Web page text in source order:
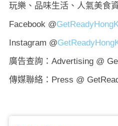
玩樂、品味生活、人氣美食
Facebook @
Instagram @
廣告查詢：Advertising @
傳媒聯絡：Press @